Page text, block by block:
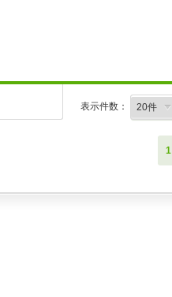
表示件数：
1